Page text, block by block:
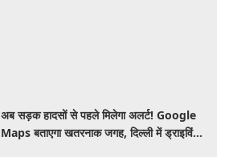
अब सड़क हादसों से पहले मिलेगा अलर्ट! Google
Maps बताएगा खतरनाक जगह, दिल्ली में ड्राइविंग